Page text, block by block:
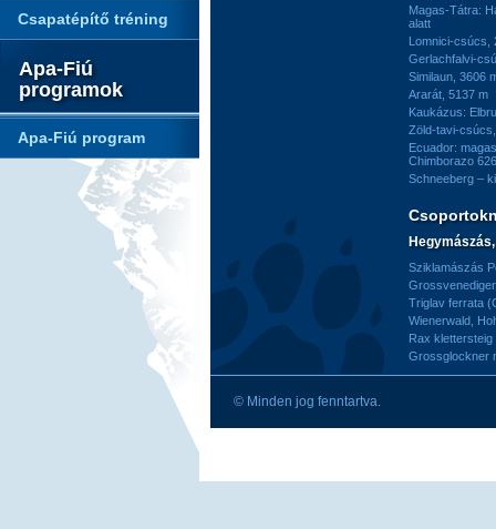
Csapatépítő tréning
Apa-Fiú
programok
Apa-Fiú program
Magas-Tátra:
alatt
Lomnici-csúcs,
Gerlachfalvi-
Similaun, 3606
Ararát, 5137 m
Kaukázus:
Zöld-tavi-
Ecuador:
Chimborazo
Schneeberg –
Sziklamászás
Triglav ferrata
Wienerwald,
Rax
Grossglockner
© Minden jog fenntartva.